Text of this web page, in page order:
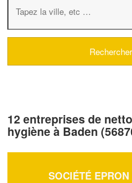
12 entreprises de
hygiène à Baden
SOCIÉTÉ